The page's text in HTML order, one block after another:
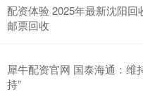
配资体验 2025年最新沈阳
邮票回收
犀牛配资官网 国泰海通：维
持”